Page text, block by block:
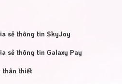
sẻ thông tin SkyJoy
sẻ thông tin Galaxy Pay
thân thiết